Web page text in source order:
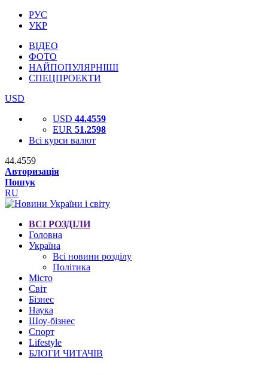
РУС
УКР
ВІДЕО
ФОТО
НАЙПОПУЛЯРНІШІ
СПЕЦПРОЕКТИ
USD
USD 44.4559
EUR 51.2598
Всі курси валют
44.4559
Авторизація
Пошук
RU
ВСІ РОЗДІЛИ
Головна
Україна
Всі новини розділу
Політика
Місто
Світ
Бізнес
Наука
Шоу-бізнес
Спорт
Lifestyle
БЛОГИ ЧИТАЧІВ